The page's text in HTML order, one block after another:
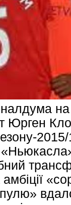
на
Юрген